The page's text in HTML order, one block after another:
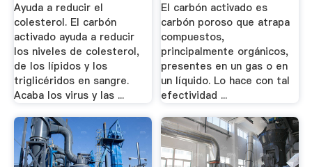
Ayuda a reducir el
colesterol. El carbón
activado ayuda a reducir
los niveles de colesterol,
de los lípidos y los
triglicéridos en sangre.
Acaba los virus y las ...
El carbón activado es
carbón poroso que atrapa
compuestos,
principalmente orgánicos,
presentes en un gas o en
un líquido. Lo hace con tal
efectividad ...